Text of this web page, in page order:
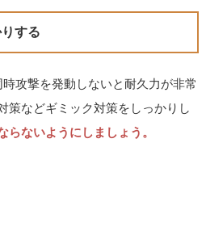
する
攻撃を発動しないと耐久力が非常
策などギミック対策をしっかりし
らないようにしましょう。